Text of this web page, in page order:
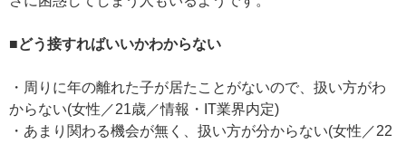
■どう接すればいいかわからない
・周りに年の離れた子が居たことがないので、扱い方がわ
からない(女性／21歳／情報・IT業界内定)
・あまり関わる機会が無く、扱い方が分からない(女性／22